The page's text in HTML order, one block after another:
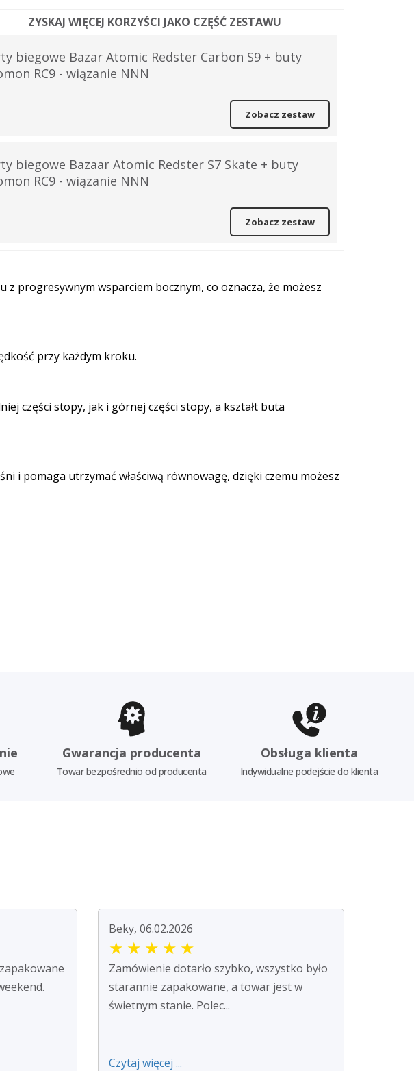
ZYSKAJ WIĘCEJ KORZYŚCI JAKO CZĘŚĆ ZESTAWU
biegowe Bazar Atomic Redster Carbon S9 + buty
RC9 - wiązanie NNN
Zobacz zestaw
biegowe Bazaar Atomic Redster S7 Skate + buty
RC9 - wiązanie NNN
Zobacz zestaw
progresywnym wsparciem bocznym, co oznacza, że możesz
przy każdym kroku.
części stopy, jak i górnej części stopy, a kształt buta
i pomaga utrzymać właściwą równowagę, dzięki czemu możesz
Gwarancja producenta
Towar bezpośrednio od producenta
Obsługa klienta
Indywidualne podejście do klienta
Beky, 06.02.2026
★ ★ ★ ★ ★
Zamówienie dotarło szybko, wszystko było
starannie zapakowane, a towar jest w
świetnym stanie. Polec...
Czytaj więcej ...